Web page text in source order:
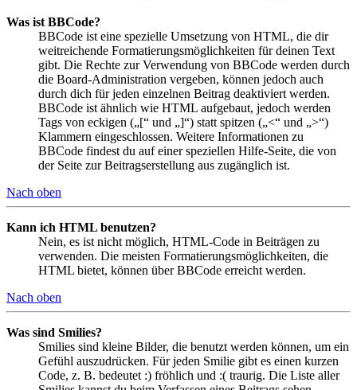
Was ist BBCode?
BBCode ist eine spezielle Umsetzung von HTML, die dir
weitreichende Formatierungsmöglichkeiten für deinen Text
gibt. Die Rechte zur Verwendung von BBCode werden durch
die Board-Administration vergeben, können jedoch auch
durch dich für jeden einzelnen Beitrag deaktiviert werden.
BBCode ist ähnlich wie HTML aufgebaut, jedoch werden
Tags von eckigen („[“ und „]“) statt spitzen („<“ und „>“)
Klammern eingeschlossen. Weitere Informationen zu
BBCode findest du auf einer speziellen Hilfe-Seite, die von
der Seite zur Beitragserstellung aus zugänglich ist.
Nach oben
Kann ich HTML benutzen?
Nein, es ist nicht möglich, HTML-Code in Beiträgen zu
verwenden. Die meisten Formatierungsmöglichkeiten, die
HTML bietet, können über BBCode erreicht werden.
Nach oben
Was sind Smilies?
Smilies sind kleine Bilder, die benutzt werden können, um ein
Gefühl auszudrücken. Für jeden Smilie gibt es einen kurzen
Code, z. B. bedeutet :) fröhlich und :( traurig. Die Liste aller